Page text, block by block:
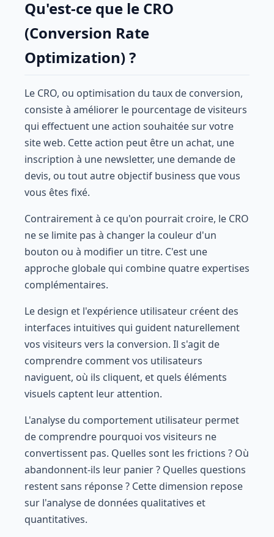
Qu'est-ce que le CRO
(Conversion Rate
Optimization) ?
Le CRO, ou optimisation du taux de conversion,
consiste à améliorer le pourcentage de visiteurs
qui effectuent une action souhaitée sur votre
site web. Cette action peut être un achat, une
inscription à une newsletter, une demande de
devis, ou tout autre objectif business que vous
vous êtes fixé.
Contrairement à ce qu'on pourrait croire, le CRO
ne se limite pas à changer la couleur d'un
bouton ou à modifier un titre. C'est une
approche globale qui combine quatre expertises
complémentaires.
Le design et l'expérience utilisateur créent des
interfaces intuitives qui guident naturellement
vos visiteurs vers la conversion. Il s'agit de
comprendre comment vos utilisateurs
naviguent, où ils cliquent, et quels éléments
visuels captent leur attention.
L'analyse du comportement utilisateur permet
de comprendre pourquoi vos visiteurs ne
convertissent pas. Quelles sont les frictions ? Où
abandonnent-ils leur panier ? Quelles questions
restent sans réponse ? Cette dimension repose
sur l'analyse de données qualitatives et
quantitatives.